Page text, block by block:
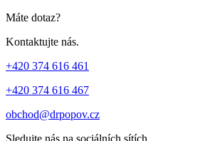
Máte dotaz?
Kontaktujte nás.
+420 374 616 461
+420 374 616 467
obchod@drpopov.cz
Sledujte nás na sociálních sítích